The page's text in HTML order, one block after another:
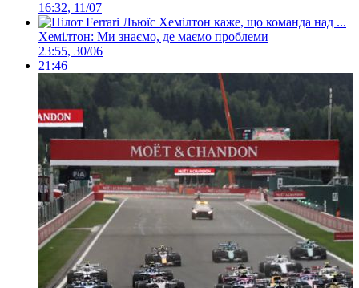
16:32, 11/07
Хемілтон: Ми знаємо, де маємо проблеми
23:55, 30/06
21:46